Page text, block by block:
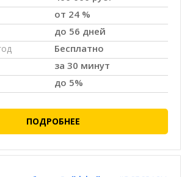
от 24 %
до 56 дней
Бесплатно
за 30 минут
до 5%
ПОДРОБНЕЕ